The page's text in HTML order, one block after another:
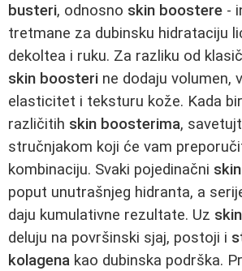
busteri, odnosno skin boostere -
tretmane za dubinsku hidrataciju
dekoltea i ruku. Za razliku od
skin boosteri ne dodaju volumen,
elasticitet i teksturu kože. Kada
različitih skin boosterima,
stručnjakom koji će vam
kombinaciju. Svaki pojedinačni
poput unutrašnjeg hidranta, a
daju kumulativne rezultate. Uz
deluju na površinski sjaj, postoji i
kolagena kao dubinska podrška.